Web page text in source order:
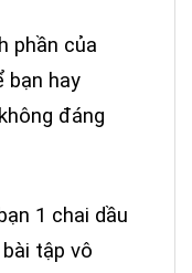
phần của
bạn hay
đáng
1 chai dầu
tập vô